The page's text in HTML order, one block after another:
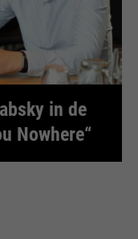
in de
Nowhere“